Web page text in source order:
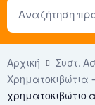
Αρχική Συστ.
Χρηματοκιβώτια